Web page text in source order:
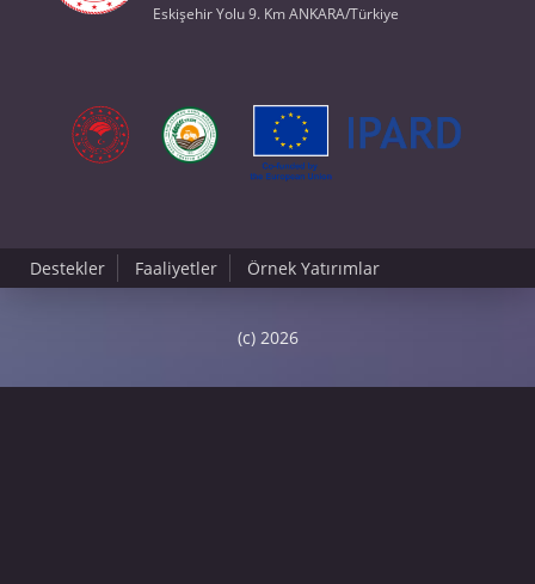
Eskişehir Yolu 9. Km ANKARA/Türkiye
Destekler Faaliyetler Örnek Yatırımlar
(c) 2026